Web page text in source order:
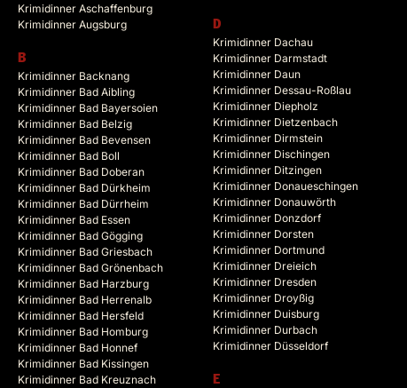
Krimidinner Aschaffenburg
Krimidinner Augsburg
B
Krimidinner Backnang
Krimidinner Bad Aibling
Krimidinner Bad Bayersoien
Krimidinner Bad Belzig
Krimidinner Bad Bevensen
Krimidinner Bad Boll
Krimidinner Bad Doberan
Krimidinner Bad Dürkheim
Krimidinner Bad Dürrheim
Krimidinner Bad Essen
Krimidinner Bad Gögging
Krimidinner Bad Griesbach
Krimidinner Bad Grönenbach
Krimidinner Bad Harzburg
Krimidinner Bad Herrenalb
Krimidinner Bad Hersfeld
Krimidinner Bad Homburg
Krimidinner Bad Honnef
Krimidinner Bad Kissingen
Krimidinner Bad Kreuznach
D
Krimidinner Dachau
Krimidinner Darmstadt
Krimidinner Daun
Krimidinner Dessau-Roßlau
Krimidinner Diepholz
Krimidinner Dietzenbach
Krimidinner Dirmstein
Krimidinner Dischingen
Krimidinner Ditzingen
Krimidinner Donaueschingen
Krimidinner Donauwörth
Krimidinner Donzdorf
Krimidinner Dorsten
Krimidinner Dortmund
Krimidinner Dreieich
Krimidinner Dresden
Krimidinner Droyßig
Krimidinner Duisburg
Krimidinner Durbach
Krimidinner Düsseldorf
E